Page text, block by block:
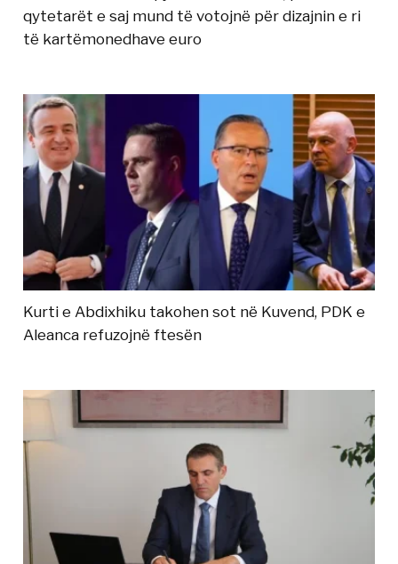
qytetarët e saj mund të votojnë për dizajnin e ri
të kartëmonedhave euro
Kurti e Abdixhiku takohen sot në Kuvend, PDK e
Aleanca refuzojnë ftesën